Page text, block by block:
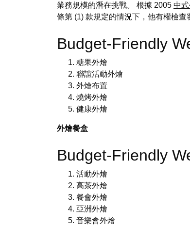
業務規模的潛在挑戰。 根據 2005 中
條第 (1) 款規定的情況下，他有權檢查
Budget-Friendly
糖果外燴
聯誼活動外燴
外燴布置
燒烤外燴
健康外燴
外燴餐盒
Budget-Friendly
活動外燴
高茶外燴
餐會外燴
亞洲外燴
音樂會外燴